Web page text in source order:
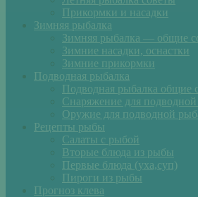
Прикормки и насадки
Зимняя рыбалка
Зимняя рыбалка — общие
Зимние насадки, оснастки
Зимние прикормки
Подводная рыбалка
Подводная рыбалка общие
Снаряжение для
Оружие для подводной
Рецепты рыбы
Салаты с рыбой
Вторые блюда из рыбы
Первые блюда (уха,суп)
Пироги из рыбы
Прогноз клева